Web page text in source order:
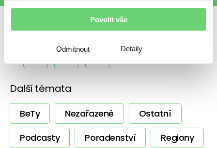
Detaily
Povolit vše
Odmítnout
Sdílet s přáteli
Další témata
BeTy Nezařazené
Ostatní
Podcasty
Poradenství
Regiony